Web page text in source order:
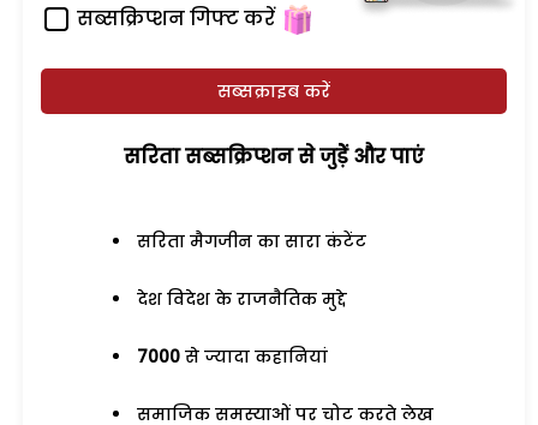
सब्सक्रिप्शन गिफ्ट करें
सब्सक्राइब करें
सरिता सब्सक्रिप्शन से जुड़ेें और पाएं
सरिता मैगजीन का सारा कंटेंट
देश विदेश के राजनैतिक मुद्दे
7000 से ज्यादा कहानियां
समाजिक समस्याओं पर चोट करते लेख